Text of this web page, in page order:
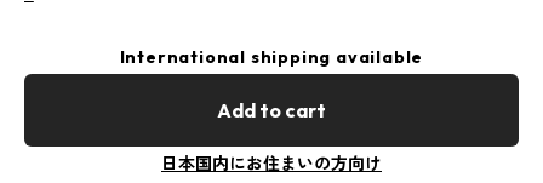
International shipping available
Add to cart
日本国内にお住まいの方向け